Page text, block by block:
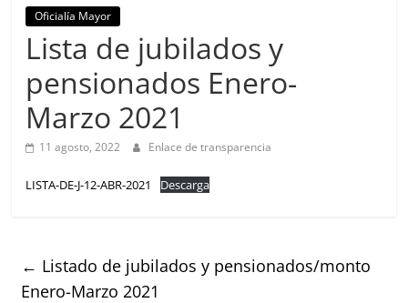
Oficialía Mayor
Lista de jubilados y
pensionados Enero-
Marzo 2021
11 agosto, 2022 Enlace de transparencia
LISTA-DE-J-12-ABR-2021 Descarga
← Listado de jubilados y pensionados/monto
Enero-Marzo 2021